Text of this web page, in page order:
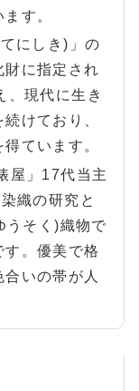
す。
にしき)」の
財に指定され
、現代に生き
けており、
ています。
屋」17代当主
織の研究と
うそく)織物で
す。優美で格
いの帯が人